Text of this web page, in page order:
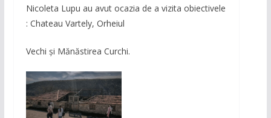
Nicoleta Lupu au avut ocazia de a vizita obiectivele
: Chateau Vartely, Orheiul
Vechi și Mănăstirea Curchi.